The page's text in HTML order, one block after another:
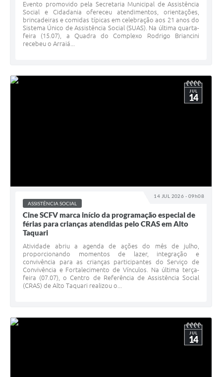
Evento promovido pela Secretaria Municipal de Assistência
Social e Cidadania ofereceu atendimentos, orientações,
brincadeiras e comidas típicas em celebração aos 21 anos do
Sistema Único de Assistência Social (SUAS). Na última quarta-
feira (15.07), a Quadra do Complexo Rodrigo Briancini
recebeu o Arraiá...
14 JUL 2026 - 09h08
JUL
14
ASSISTÊNCIA SOCIAL
Cine SCFV marca início da programação especial de
férias para crianças atendidas pelo CRAS em Alto
Taquari
Atividade abriu a agenda de ações do mês de julho,
proporcionando momentos de lazer, integração e
convivência para as crianças participantes do Serviço de
Convivência e Fortalecimento de Vínculos. Na última terça-
feira (07.07), o Centro de Referência de Assistência Social
(CRAS) de Alto Taquari realizou o...
JUL
14